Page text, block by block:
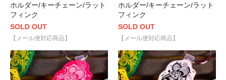
ホルダー/キーチェーン/ラット
フィンク
SOLD OUT
【メール便対応商品】
ホルダー/キーチェーン/ラット
フィンク
SOLD OUT
【メール便対応商品】